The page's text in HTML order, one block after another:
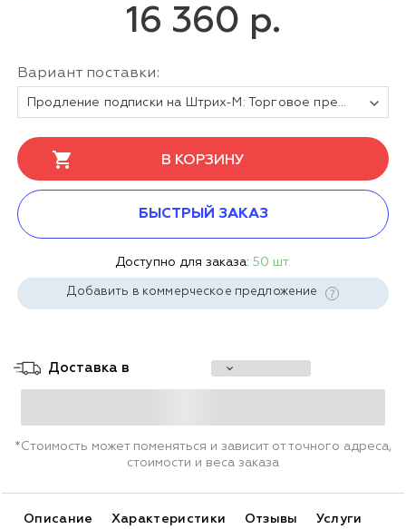
16 360 р.
Вариант поставки:
Продление подписки на Штрих-М: Торговое предприятие 7 (все версии) более 2 пользователей (365 дней) с лицензией на ФР
В КОРЗИНУ
БЫСТРЫЙ ЗАКАЗ
Доступно для заказа: 50 шт.
Добавить в коммерческое предложение
Доставка в
*Стоимость может поменяться и зависит от точного адреса,
стоимости и веса заказа
Описание Характеристики Отзывы Услуги